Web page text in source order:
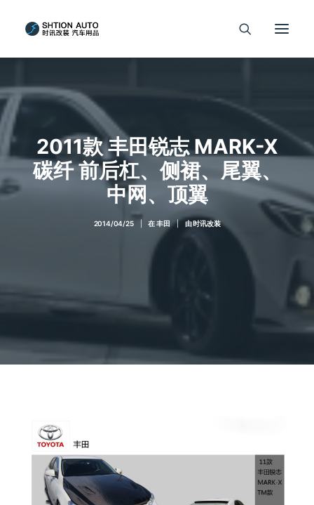
2011款 丰田锐志 MARK-X
碳纤 前后杠、侧裙、尾翼、
中网、顶翼
2014/04/25 在丰田 | 由时讯改装